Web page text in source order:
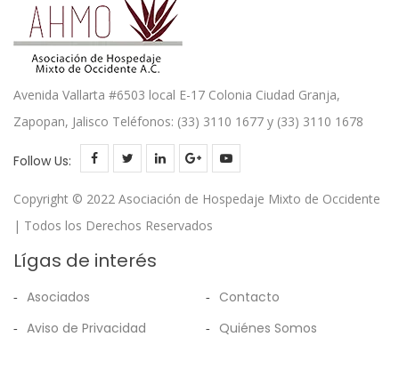
Avenida Vallarta #6503 local E-17 Colonia Ciudad Granja,
Zapopan, Jalisco Teléfonos: (33) 3110 1677 y (33) 3110 1678
Follow Us:
Copyright © 2022 Asociación de Hospedaje Mixto de Occidente
| Todos los Derechos Reservados
Lígas de interés
Asociados
Aviso de Privacidad
Contacto
Quiénes Somos